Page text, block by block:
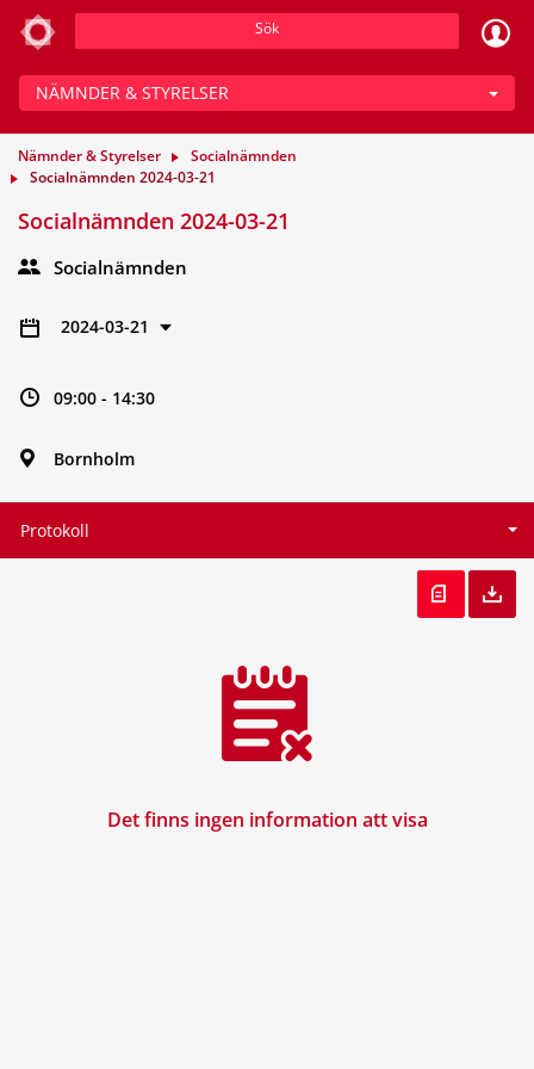
Sök
NÄMNDER & STYRELSER
Nämnder & Styrelser
Socialnämnden
Socialnämnden 2024-03-21
Socialnämnden 2024-03-21
Socialnämnden
2024-03-21
09:00 - 14:30
Bornholm
Protokoll
Det finns ingen information att visa